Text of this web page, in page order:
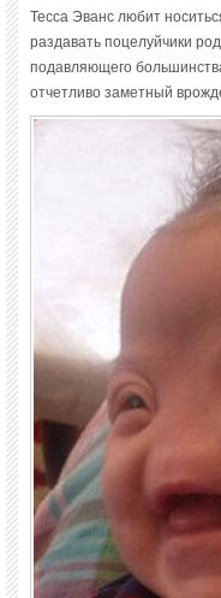
Тесса Эванс любит
раздавать поцелуйчики
подавляющего
отчетливо заметный